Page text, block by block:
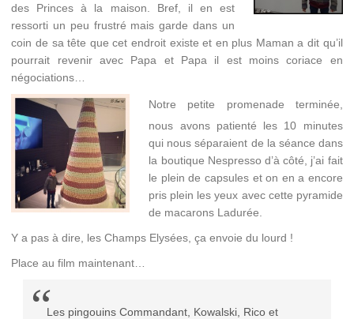
des Princes à la maison. Bref, il en est
ressorti un peu frustré mais garde dans un
coin de sa tête que cet endroit existe et en plus Maman a dit qu’il
pourrait revenir avec Papa et Papa il est moins coriace en
négociations…
Notre petite promenade terminée,
nous avons patienté les 10 minutes
qui nous séparaient de la séance dans
la boutique Nespresso d’à côté, j’ai fait
le plein de capsules et on en a encore
pris plein les yeux avec cette pyramide
de macarons Ladurée.
Y a pas à dire, les Champs Elysées, ça envoie du lourd !
Place au film maintenant…
Les pingouins Commandant, Kowalski, Rico et